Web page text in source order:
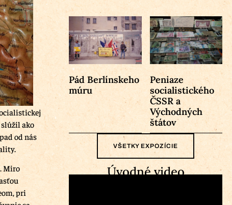
slúžil ako
od nás
Miro
pri
Pád Berlínskeho
múru
Peniaze
socialistického
ČSSR a
Východných
štátov
VŠETKY EXPOZÍCIE
Úvodné video